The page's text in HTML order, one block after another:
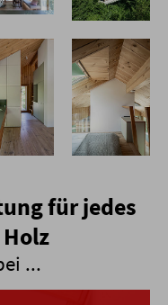
für jedes
...